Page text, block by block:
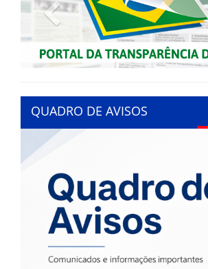
Previous
QUADRO DE AVISOS